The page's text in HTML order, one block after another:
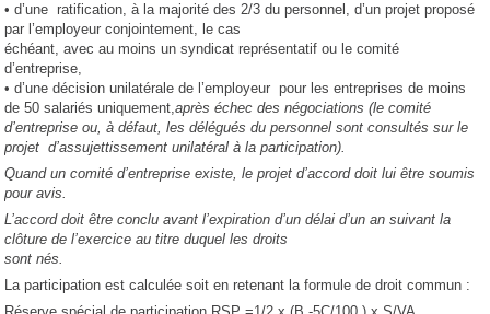
• d’une ratification, à la majorité des 2/3 du personnel, d’un projet proposé
par l’employeur conjointement, le cas
échéant, avec au moins un syndicat représentatif ou le comité
d’entreprise,
• d’une décision unilatérale de l’employeur pour les entreprises de moins
de 50 salariés uniquement,après échecdes négociations (le comité
d’entreprise ou, à défaut, les délégués du personnel sont consultés sur le
projetd’assujettissement unilatéral à la participation).
Quandun comité d’entreprise existe, le projet d’accord doit lui être soumis
pour avis.
L’accord doit être conclu avant l’expiration d’un délai d’un an suivant la
clôture de l’exercice au titre duquel les droits
sont nés.
La participation est calculée soit en retenant la formule de droit commun :